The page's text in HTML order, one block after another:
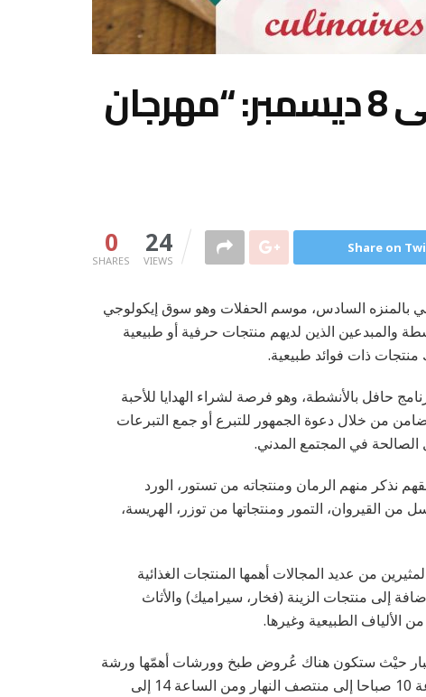
موسم الحفلات من 6 إلى 8 ديسمبر: “مهرجان
0
SHARES
24
VIEWS
Share on
والرياضي بالمنزه السادس، موسم الحفلات وهو سوق إيكولوجي
والمبدعين الذين لديهم منتجات حرفية أو طبيعية
ذات فوائد طبيعية.
حافل بالأنشطة، وهو فرصة لشراء الهدايا للأحبة
من خلال دعوة الجمهور للتبرع أو جمع التبرعات
الصالحة في المجتمع المدني.
نذكر منهم الرمان ومنتجاته من تستور، الورد
من القيروان، التمور ومنتجاتها من توزر، الهريسة،
من عديد المجالات أهمها المنتجات الغذائية
إلى منتجات الزينة (فخار، سيراميك) والأثاث
الطبيعية وغيرها.
حيْث ستكون هناك عُروض طبخ وورشات أهمّها ورشة
عمل لصنع الشموع المعطرة (من 6 إلى 8 ديسمبر من الساعة 10 صباحا إلى منتصف النهار ومن الساعة 14 إلى